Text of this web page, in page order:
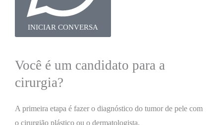
INICIAR CONVERSA
Você é um candidato para a
cirurgia?
A primeira etapa é fazer o diagnóstico do tumor de pele com
o cirurgião plástico ou o dermatologista.